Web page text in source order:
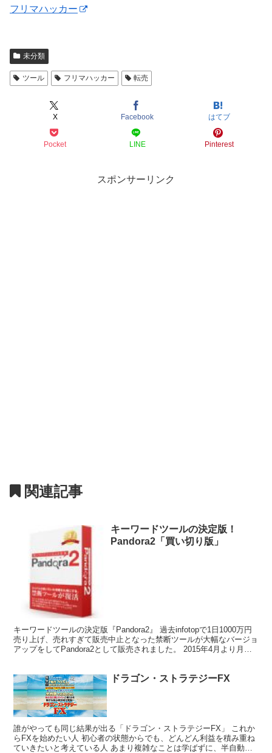
フリマハッカー
未分類
ツール フリマハッカー 転売
X Facebook はてブ
Pocket LINE Pinterest
スポンサーリンク
関連記事
キーワードツールの決定版！
Pandora2「買い切り版」
キーワードツールの決定版『Pandora2』 過去infotopで1日1000万円
売り上げ、売れすぎて販売中止となった禁断ツールが大幅なバージョ
アップをしてPandora2として販売されました。 2015年4月より月額
ドラゴン・ストラテジーFX
誰がやっても同じ結果が出る「ドラゴン・ストラテジーFX」 これか
らFXを始めたい人 初心者の状態からでも、どんどん利益を積み重ね
ていきたいと考えている人 あまり複雑なことは学ばずに、半自動的